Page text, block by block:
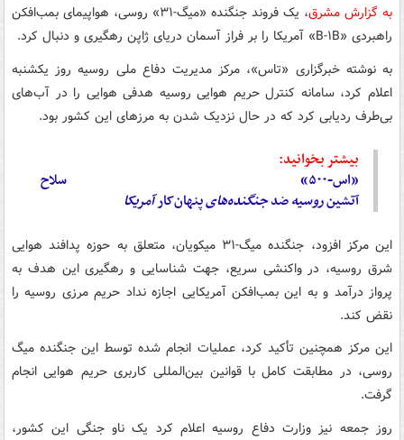
به گزارش مشرق
، یک فروند جنگنده «میگ-۳۱» روسی، هواپیمای بمب‌افکن
راهبردی «B-۱B» آمریکا را بر فراز آسمان دریای ژاپن رهگیری و دنبال کرد.
به نوشته خبرگزاری «تاس»، مرکز مدیریت دفاع ملی روسیه روز یکشنبه
اعلام کرد، سامانه کنترل حریم هوایی روسیه هدفی هوایی را در آب‌های
بی‌طرف ردیابی کرد که در حال نزدیک شدن به مرزهای این کشور بود.
بیشتر بخوانید:
«اس-۵۰۰» سلاح
آتشینروسیهضدجنگنده‌هایپنهان‌کارآمریکا
این مرکز افزود، جنگنده میگ-۳۱ میکویان، متعلق به حوزه پدافند هوایی
شرق روسیه، در واکنشی سریع، جهت شناسایی و رهگیری این هدف به
پرواز درآمد و به این بمب‌افکن آمریکایی اجازه نداد حریم مرزی روسیه را
نقض کند.
این مرکز همچنین تأکید کرد، عملیات انجام شده توسط این جنگنده میگ
روسی، در مطابقت کامل با قوانین بین‌المللی کاربری حریم هوایی انجام
گرفت.
روز جمعه نیز وزارت دفاع روسیه اعلام کرد یک ناو جنگی این کشور،